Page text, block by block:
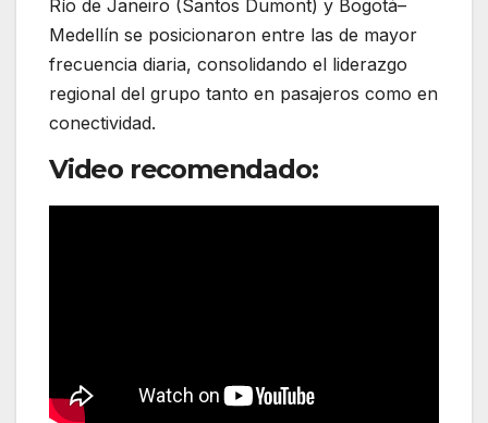
Río de Janeiro (Santos Dumont) y Bogotá–
Medellín se posicionaron entre las de mayor
frecuencia diaria, consolidando el liderazgo
regional del grupo tanto en pasajeros como en
conectividad.
Video recomendado: